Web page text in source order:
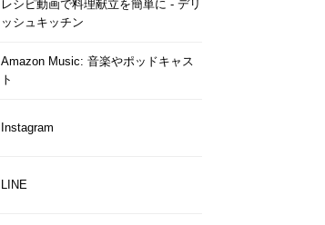
レシピ動画で料理献立を簡単‪に - デリ
ッシュキッチン
Amazon Music: 音楽やポッドキャス
ト
Instagram
LINE